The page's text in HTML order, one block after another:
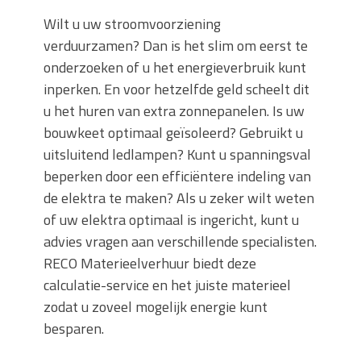
Wilt u uw stroomvoorziening
verduurzamen? Dan is het slim om eerst te
onderzoeken of u het energieverbruik kunt
inperken. En voor hetzelfde geld scheelt dit
u het huren van extra zonnepanelen. Is uw
bouwkeet optimaal geïsoleerd? Gebruikt u
uitsluitend ledlampen? Kunt u spanningsval
beperken door een efficiëntere indeling van
de elektra te maken? Als u zeker wilt weten
of uw elektra optimaal is ingericht, kunt u
advies vragen aan verschillende specialisten.
RECO Materieelverhuur biedt deze
calculatie-service en het juiste materieel
zodat u zoveel mogelijk energie kunt
besparen.